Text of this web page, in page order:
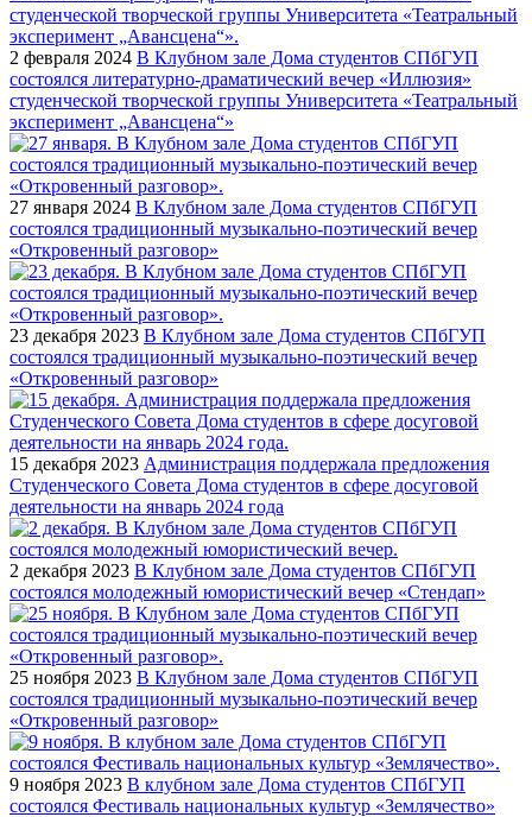
2 февраля 2024 В Клубном зале Дома студентов СПбГУП
состоялся литературно-драматический вечер «Иллюзия»
студенческой творческой группы Университета «Театральный
эксперимент „Авансцена“»
27 января 2024 В Клубном зале Дома студентов СПбГУП
состоялся традиционный музыкально-поэтический вечер
«Откровенный разговор»
23 декабря 2023 В Клубном зале Дома студентов СПбГУП
состоялся традиционный музыкально-поэтический вечер
«Откровенный разговор»
15 декабря 2023 Администрация поддержала предложения
Студенческого Совета Дома студентов в сфере досуговой
деятельности на январь 2024 года
2 декабря 2023 В Клубном зале Дома студентов СПбГУП
состоялся молодежный юмористический вечер «Стендап»
25 ноября 2023 В Клубном зале Дома студентов СПбГУП
состоялся традиционный музыкально-поэтический вечер
«Откровенный разговор»
9 ноября 2023 В клубном зале Дома студентов СПбГУП
состоялся Фестиваль национальных культур «Землячество»